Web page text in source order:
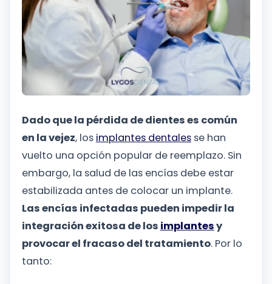
Dado que la pérdida de dientes es común
en la vejez, los implantes dentales se han
vuelto una opción popular de reemplazo. Sin
embargo, la salud de las encías debe estar
estabilizada antes de colocar un implante.
Las encías infectadas pueden impedir la
integración exitosa de los implantesy
provocar el fracaso del tratamiento. Por lo
tanto: